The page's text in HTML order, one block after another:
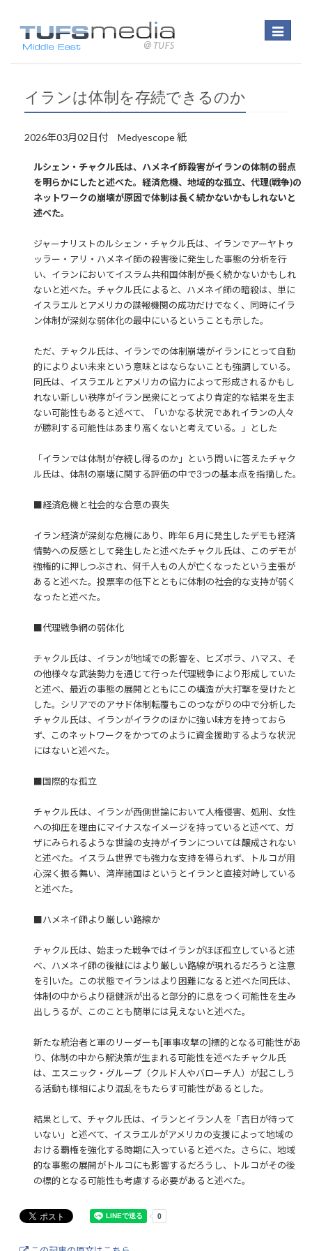
Toggle
イランは体制を存続できるのか
2026年03月02日付 Medyescope 紙
ルシェン・チャクル氏は、ハメネイ師殺害がイランの体制の弱点
を明らかにしたと述べた。経済危機、地域的な孤立、代理(戦争)の
ネットワークの崩壊が原因で体制は長く続かないかもしれないと
述べた。
ジャーナリストのルシェン・チャクル氏は、イランでアーヤトゥ
ッラー・アリ・ハメネイ師の殺害後に発生した事態の分析を行
い、イランにおいてイスラム共和国体制が長く続かないかもしれ
ないと述べた。チャクル氏によると、ハメネイ師の暗殺は、単に
イスラエルとアメリカの諜報機関の成功だけでなく、同時にイラ
ン体制が深刻な弱体化の最中にいるということも示した。
ただ、チャクル氏は、イランでの体制崩壊がイランにとって自動
的によりよい未来という意味とはならないことも強調している。
同氏は、イスラエルとアメリカの協力によって形成されるかもし
れない新しい秩序がイラン民衆にとってより肯定的な結果を生ま
ない可能性もあると述べて、「いかなる状況であれイランの人々
が勝利する可能性はあまり高くないと考えている。」とした
「イランでは体制が存続し得るのか」という問いに答えたチャク
ル氏は、体制の崩壊に関する評価の中で3つの基本点を指摘した。
■経済危機と社会的な合意の喪失
イラン経済が深刻な危機にあり、昨年６月に発生したデモも経済
情勢への反感として発生したと述べたチャクル氏は、このデモが
強権的に押しつぶされ、何千人もの人が亡くなったという主張が
あると述べた。投票率の低下とともに体制の社会的な支持が弱く
なったと述べた。
■代理戦争網の弱体化
チャクル氏は、イランが地域での影響を、ヒズボラ、ハマス、そ
の他様々な武装勢力を通じて行った代理戦争により形成していた
と述べ、最近の事態の展開とともにこの構造が大打撃を受けたと
した。シリアでのアサド体制転覆もこのつながりの中で分析した
チャクル氏は、イランがイラクのほかに強い味方を持っておら
ず、このネットワークをかつてのように資金援助するような状況
にはないと述べた。
■国際的な孤立
チャクル氏は、イランが西側世論において人権侵害、処刑、女性
への抑圧を理由にマイナスなイメージを持っていると述べて、ガ
ザにみられるような世論の支持がイランについては醸成されない
と述べた。イスラム世界でも強力な支持を得られず、トルコが用
心深く振る舞い、湾岸諸国はというとイランと直接対峙している
と述べた。
■ハメネイ師より厳しい路線か
チャクル氏は、始まった戦争ではイランがほぼ孤立していると述
べ、ハメネイ師の後継にはより厳しい路線が現れるだろうと注意
を引いた。この状態でイランはより困難になると述べた同氏は、
体制の中からより穏健派が出ると部分的に息をつく可能性を生み
出しうるが、このことも簡単には見えないと述べた。
新たな統治者と軍のリーダーも[軍事攻撃の]標的となる可能性があ
り、体制の中から解決策が生まれる可能性を述べたチャクル氏
は、エスニック・グループ（クルド人やバローチ人）が起こしう
る活動も様相により混乱をもたらす可能性があるとした。
結果として、チャクル氏は、イランとイラン人を「吉日が待って
いない」と述べて、イスラエルがアメリカの支援によって地域の
おける覇権を強化する時期に入っていると述べた。さらに、地域
的な事態の展開がトルコにも影響するだろうし、トルコがその後
の標的となる可能性も考慮する必要があると述べた。